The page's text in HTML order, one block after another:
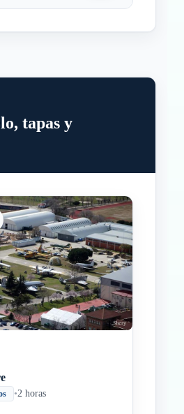
InicioParadas intermedias
Final
tapas y
•2 horas